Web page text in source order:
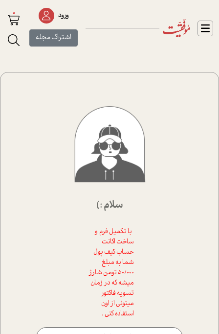
ورود
اشتراک مجله
0
سلام :)
با تکمیل فرم و
ساخت اکانت
حساب کیف پول
شما به مبلغ
50/000 تومن شارژ
میشه که در زمان
تسویه فاکتور
میتونی از اون
استفاده کنی .